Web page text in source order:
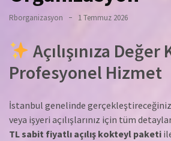
Rborganizasyon 1 Temmuz 2026
Açılışınıza Değer
Profesyonel Hizmet
İstanbul genelinde
veya işyeri açılışlarınız için tüm
TL sabit fiyatlı açılış kokteyl paketi